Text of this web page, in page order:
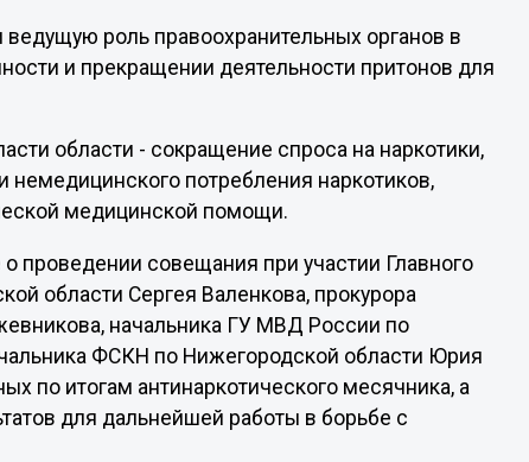
роль правоохранительных органов в
и прекращении деятельности притонов для
области - сокращение спроса на наркотики,
потребления наркотиков,
медицинской помощи.
проведении совещания при участии Главного
области Сергея Валенкова, прокурора
начальника ГУ МВД России по
ФСКН по Нижегородской области Юрия
по итогам антинаркотического месячника, а
для дальнейшей работы в борьбе с